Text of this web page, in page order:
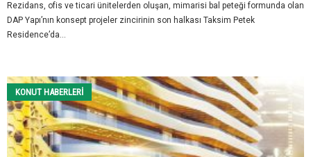
Rezidans, ofis ve ticari ünitelerden oluşan, mimarisi bal peteği formunda olan
DAP Yapı’nın konsept projeler zincirinin son halkası Taksim Petek
Residence’da...
KONUT HABERLERI